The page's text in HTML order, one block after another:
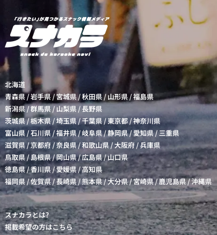
北海道
青森県/岩手県/宮城県/秋田県 / 山形県/福島県
新潟県/群馬県 / 山梨県 /長野県
茨城県 /栃木県/埼玉県/千葉県/東京都 /神奈川県
富山県 /石川県 /福井県/岐阜県/静岡県/愛知県/三重県
滋賀県/京都府/奈良県 /和歌山県/大阪府 /兵庫県
鳥取県 / 島根県/岡山県/広島県/山口県
徳島県/香川県/愛媛県 /高知県
福岡県 /佐賀県 /長崎県/熊本県/大分県/宮崎県/鹿児島県/沖縄県
スナカラとは?
掲載希望の方はこちら